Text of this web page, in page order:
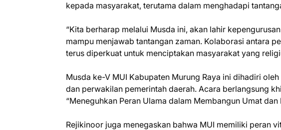
kepada masyarakat, terutama dalam menghadapi
“Kita berharap melalui Musda ini, akan lahir
mampu menjawab tantangan zaman. Kolaborasi antara
terus diperkuat untuk menciptakan masyarakat yang
Musda ke-V MUI Kabupaten Murung Raya ini dihadiri
dan perwakilan pemerintah daerah. Acara berlangsung
“Meneguhkan Peran Ulama dalam Membangun Umat dan
Rejikinoor juga menegaskan bahwa MUI memiliki peran